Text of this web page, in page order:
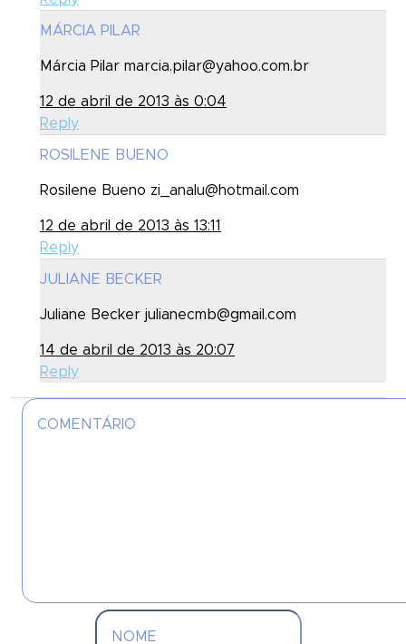
MÁRCIA PILAR
Márcia Pilar marcia.pilar@yahoo.com.br
12 de abril de 2013 às 0:04
Reply
ROSILENE BUENO
Rosilene Bueno zi_analu@hotmail.com
12 de abril de 2013 às 13:11
Reply
JULIANE BECKER
Juliane Becker julianecmb@gmail.com
14 de abril de 2013 às 20:07
Reply